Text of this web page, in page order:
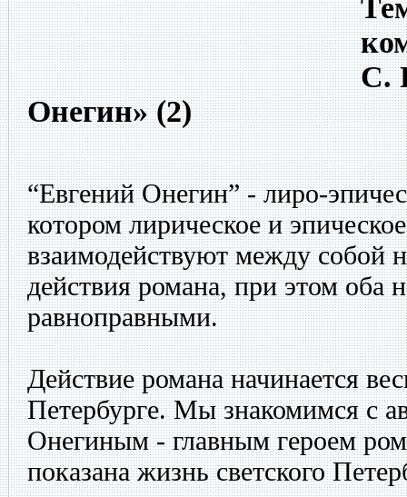
С.
Онегин» (2)
“Евгений Онегин” - лиро-
котором лирическое и
взаимодействуют между собой
действия романа, при этом оба
равноправными.
Действие романа начинается
Петербурге. Мы знакомимся с
Онегиным - главным героем
показана жизнь светского